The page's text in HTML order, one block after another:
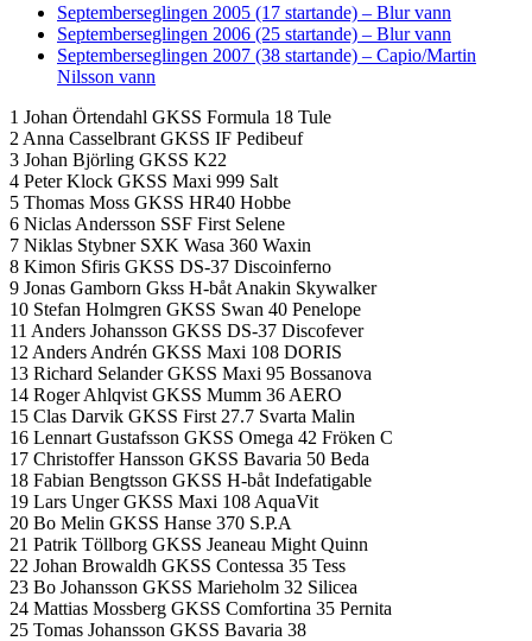
Septemberseglingen 2005 (17 startande) – Blur vann
Septemberseglingen 2006 (25 startande) – Blur vann
Septemberseglingen 2007 (38 startande) – Capio/Martin
Nilsson vann
1 Johan Örtendahl GKSS Formula 18 Tule
2 Anna Casselbrant GKSS IF Pedibeuf
3 Johan Björling GKSS K22
4 Peter Klock GKSS Maxi 999 Salt
5 Thomas Moss GKSS HR40 Hobbe
6 Niclas Andersson SSF First Selene
7 Niklas Stybner SXK Wasa 360 Waxin
8 Kimon Sfiris GKSS DS-37 Discoinferno
9 Jonas Gamborn Gkss H-båt Anakin Skywalker
10 Stefan Holmgren GKSS Swan 40 Penelope
11 Anders Johansson GKSS DS-37 Discofever
12 Anders Andrén GKSS Maxi 108 DORIS
13 Richard Selander GKSS Maxi 95 Bossanova
14 Roger Ahlqvist GKSS Mumm 36 AERO
15 Clas Darvik GKSS First 27.7 Svarta Malin
16 Lennart Gustafsson GKSS Omega 42 Fröken C
17 Christoffer Hansson GKSS Bavaria 50 Beda
18 Fabian Bengtsson GKSS H-båt Indefatigable
19 Lars Unger GKSS Maxi 108 AquaVit
20 Bo Melin GKSS Hanse 370 S.P.A
21 Patrik Töllborg GKSS Jeaneau Might Quinn
22 Johan Browaldh GKSS Contessa 35 Tess
23 Bo Johansson GKSS Marieholm 32 Silicea
24 Mattias Mossberg GKSS Comfortina 35 Pernita
25 Tomas Johansson GKSS Bavaria 38